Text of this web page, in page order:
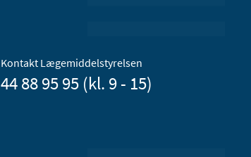
Kontakt Lægemiddelstyrelsen
44 88 95 95 (kl. 9 - 15)